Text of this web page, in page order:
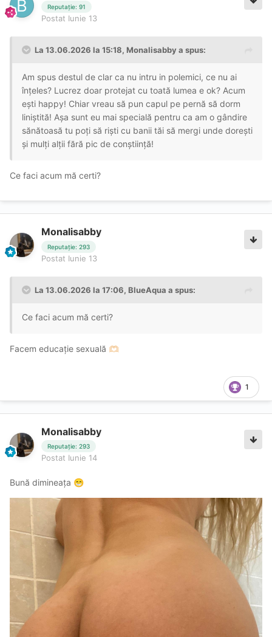
Reputație: 91
Postat Iunie 13
La 13.06.2026 la 15:18, Monalisabbya spus:
Am spus destul de clar ca nu intru in polemici, ce nu ai
înțeles? Lucrez doar protejat cu toată lumea e ok? Acum
ești happy! Chiar vreau să pun capul pe pernă să dorm
liniștită! Așa sunt eu mai specială pentru ca am o gândire
sănătoasă tu poți să riști cu banii tăi să mergi unde dorești
și mulți alții fără pic de conștiință!
Ce faci acum mă certi?
Monalisabby
Reputație: 293
Postat Iunie 13
La 13.06.2026 la 17:06, BlueAqua a spus:
Ce faci acum mă certi?
Facem educație sexuală 🫶🏻
1
Monalisabby
Reputație: 293
Postat Iunie 14
Bună dimineața 😁